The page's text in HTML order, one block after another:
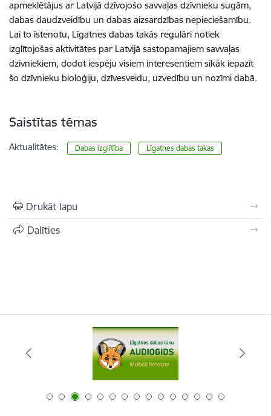
apmeklētājus ar Latvijā dzīvojošo savvaļas dzīvnieku sugām,
dabas daudzveidību un dabas aizsardzības nepieciešamību.
Lai to īstenotu, Līgatnes dabas takās regulāri notiek
izglītojošas aktivitātes par Latvijā sastopamajiem savvaļas
dzīvniekiem, dodot iespēju visiem interesentiem sīkāk iepazīt
šo dzīvnieku bioloģiju, dzīvesveidu, uzvedību un nozīmi dabā.
Saistītas tēmas
Aktualitātes: Dabas izglītība Līgatnes dabas takas
Drukāt lapu
Dalīties